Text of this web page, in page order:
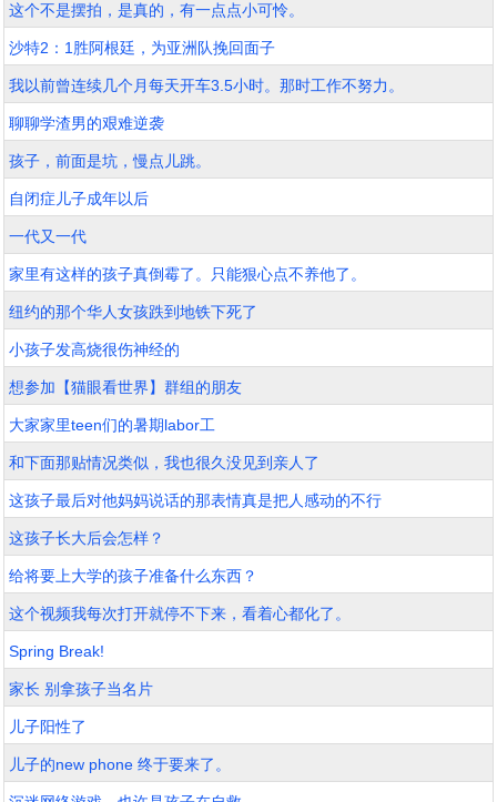
这个不是摆拍，是真的，有一点点小可怜。
沙特2：1胜阿根廷，为亚洲队挽回面子
我以前曾连续几个月每天开车3.5小时。那时工作不努力。
聊聊学渣男的艰难逆袭
孩子，前面是坑，慢点儿跳。
自闭症儿子成年以后
一代又一代
家里有这样的孩子真倒霉了。只能狠心点不养他了。
纽约的那个华人女孩跌到地铁下死了
小孩子发高烧很伤神经的
想参加【猫眼看世界】群组的朋友
大家家里teen们的暑期labor工
和下面那贴情况类似，我也很久没见到亲人了
这孩子最后对他妈妈说话的那表情真是把人感动的不行
这孩子长大后会怎样？
给将要上大学的孩子准备什么东西？
这个视频我每次打开就停不下来，看着心都化了。
Spring Break!
家长 别拿孩子当名片
儿子阳性了
儿子的new phone 终于要来了。